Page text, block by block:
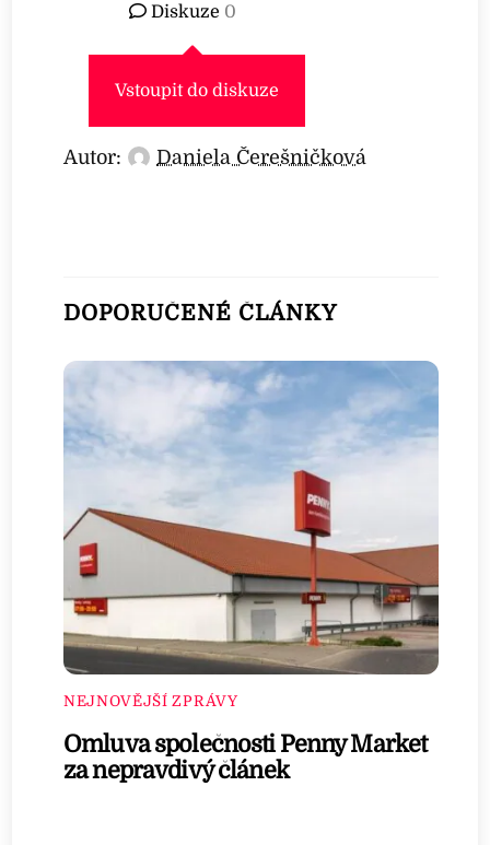
Diskuze 0
Vstoupit do diskuze
Autor: Daniela Čerešničková
DOPORUČENÉ ČLÁNKY
NEJNOVĚJŠÍ ZPRÁVY
Omluva společnosti Penny Market
za nepravdivý článek